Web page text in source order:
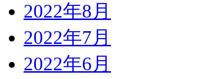
2022年8月
2022年7月
2022年6月